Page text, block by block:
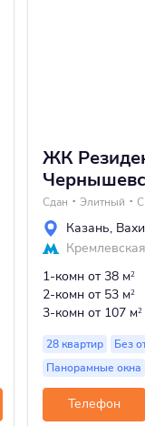
ЖК
Сдан Элитный
Казань,
Кремлевская
1-комн от 38 м2
2-комн от 53 м2
3-комн от 107 м2
28 квартир
Без
Панорамные окна
Телефон